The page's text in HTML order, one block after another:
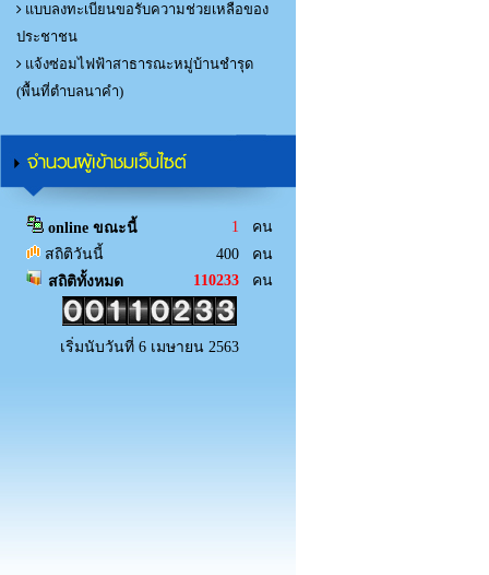
แบบลงทะเบียนขอรับความช่วยเหลือของ
ประชาชน
แจ้งซ่อมไฟฟ้าสาธารณะหมู่บ้านชำรุด
(พื้นที่ตำบลนาคำ)
จำนวนผู้เข้าชมเว็บไซต์
online ขณะนี้ 1 คน
สถิติวันนี้
400 คน
สถิติทั้งหมด
110233 คน
เริ่มนับวันที่ 6 เมษายน 2563